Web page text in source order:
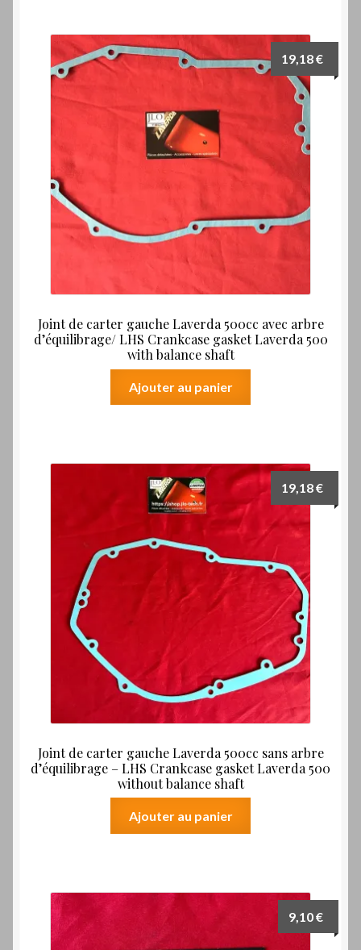
Joint de carter gauche Laverda 500cc avec arbre
d’équilibrage/ LHS Crankcase gasket Laverda 500
with balance shaft
19,18€
Ajouter au panier
Joint de carter gauche Laverda 500cc sans arbre
d’équilibrage – LHS Crankcase gasket Laverda 500
without balance shaft
19,18€
Ajouter au panier
9,10€